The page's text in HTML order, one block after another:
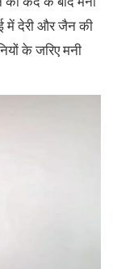
में देरी और जैन की
के जरिए मनी